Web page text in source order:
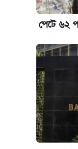
পাঁচ দপ্তরে
কবে হবে
আজকের
আজকের
ঢাবি
পেটে ৬২